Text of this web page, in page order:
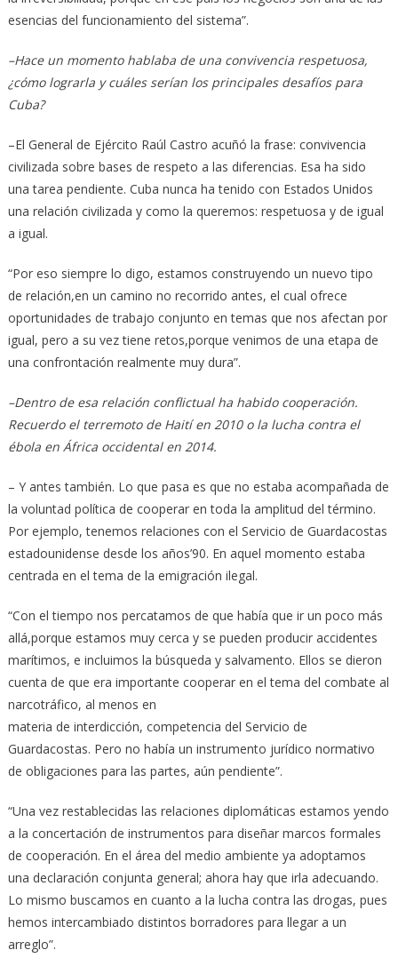
esencias del funcionamiento del sistema”.
–Hace un momento hablaba de una convivencia respetuosa,
¿cómo lograrla y cuáles serían los principales desafíos para
Cuba?
–El General de Ejército Raúl Castro acuñó la frase: convivencia
civilizada sobre bases de respeto a las diferencias. Esa ha sido
una tarea pendiente. Cuba nunca ha tenido con Estados Unidos
una relación civilizada y como la queremos: respetuosa y de igual
a igual.
“Por eso siempre lo digo, estamos construyendo un nuevo tipo
de relación,en un camino no recorrido antes, el cual ofrece
oportunidades de trabajo conjunto en temas que nos afectan por
igual, pero a su vez tiene retos,porque venimos de una etapa de
una confrontación realmente muy dura”.
–Dentro de esa relación conflictual ha habido cooperación.
Recuerdo el terremoto de Haití en 2010 o la lucha contra el
ébola en África occidental en 2014.
– Y antes también. Lo que pasa es que no estaba acompañada de
la voluntad política de cooperar en toda la amplitud del término.
Por ejemplo, tenemos relaciones con el Servicio de Guardacostas
estadounidense desde los años’90. En aquel momento estaba
centrada en el tema de la emigración ilegal.
“Con el tiempo nos percatamos de que había que ir un poco más
allá,porque estamos muy cerca y se pueden producir accidentes
marítimos, e incluimos la búsqueda y salvamento. Ellos se dieron
cuenta de que era importante cooperar en el tema del combate al
narcotráfico, al menos en
materia de interdicción, competencia del Servicio de
Guardacostas. Pero no había un instrumento jurídico normativo
de obligaciones para las partes, aún pendiente”.
“Una vez restablecidas las relaciones diplomáticas estamos yendo
a la concertación de instrumentos para diseñar marcos formales
de cooperación. En el área del medio ambiente ya adoptamos
una declaración conjunta general; ahora hay que irla adecuando.
Lo mismo buscamos en cuanto a la lucha contra las drogas, pues
hemos intercambiado distintos borradores para llegar a un
arreglo”.